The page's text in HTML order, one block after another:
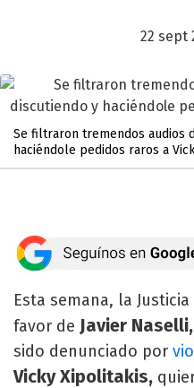
22 sept
Se filtraron tremendos audios
haciéndole pedidos raros a
Esta semana, la
favor de Javier Naselli,
sido denunciado por
Vicky Xipolitakis,